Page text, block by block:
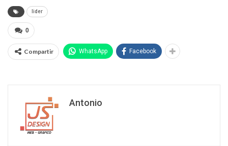
lider
0
Compartir WhatsApp Facebook
Antonio